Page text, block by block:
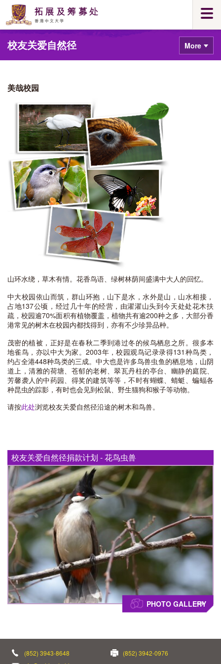
Skip
main
content
校友关爱自然径 More
美哉校园
山环水绕，草木有情。花香鸟语、绿树林荫间盛满中大人的回忆。
中大校园依山而筑，群山环抱，山下是水，水外是山，山水相接，
占地137公顷，经过几十年的经营，由濯濯山头到今天处处花木扶
疏，校园逾70%面积有植物覆盖，植物共有逾200种之多，大部分香
港常见的树木在校园内都找得到，亦有不少珍异品种。
茂密的植被，正好是在春秋二季到港过冬的候鸟栖息之所。很多本
地雀鸟，亦以中大为家。2003年，校园观鸟记录录得131种鸟类，
约占全港448种鸟类的三成。中大也是许多鸟兽虫鱼的栖息地，山阴
道上，清雅的荷塘、苍郁的老树、翠瓦丹柱的亭台、幽静的庭院、
芳馨袭人的中药园、得奖的建筑等等，不时有蝴蝶、蜻蜓、蝙蝠各
种昆虫的踪影，有时也会见到松鼠、野生猫狗和猴子等动物。
请按此处浏览校友关爱自然径沿途的树木和鸟兽。
校友关爱自然径捐款计划 - 花鸟虫兽
PHOTO GALLERY
(852) 3943-8648
(852) 3942-0976